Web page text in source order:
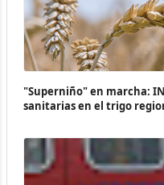
"Superniño" en marcha:
sanitarias en el trigo